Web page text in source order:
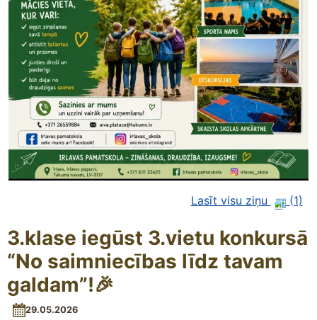
Lasīt visu ziņu (1)
3.klase iegūst 3.vietu konkursā
“No saimniecības līdz tavam
galdam”!🎉
29.05.2026